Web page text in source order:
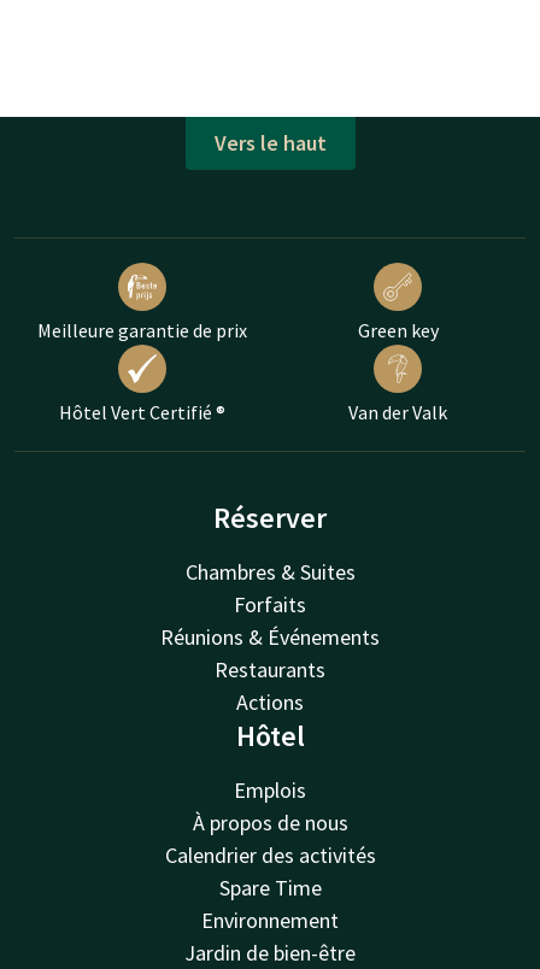
Vers le haut
Meilleure garantie de prix Green key
Hôtel Vert Certifié ® Van der Valk
Réserver
Chambres & Suites
Forfaits
Réunions & Événements
Restaurants
Actions
Hôtel
Emplois
À propos de nous
Calendrier des activités
Spare Time
Environnement
Jardin de bien-être